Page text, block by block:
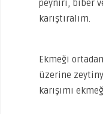
peyniri, biber
karıştıralım.
Ekmeği
üzerine
karışımı